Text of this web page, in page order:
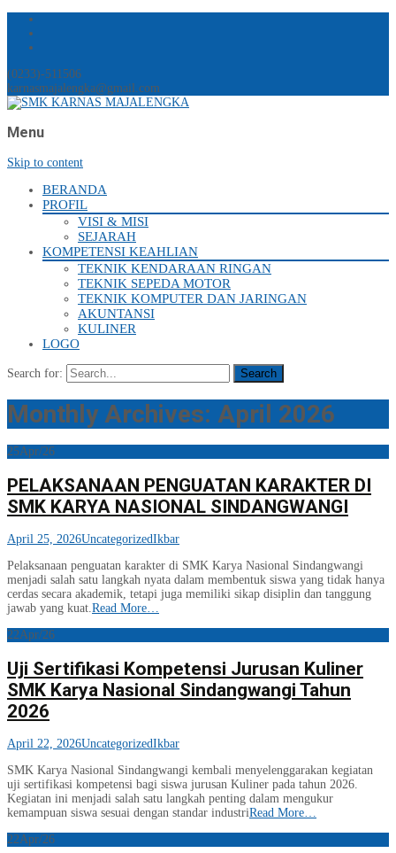
(0233)-511506
karnasmajalengka@gmail.com
Menu
Skip to content
BERANDA
PROFIL
VISI & MISI
SEJARAH
KOMPETENSI KEAHLIAN
TEKNIK KENDARAAN RINGAN
TEKNIK SEPEDA MOTOR
TEKNIK KOMPUTER DAN JARINGAN
AKUNTANSI
KULINER
LOGO
Search for:
Monthly Archives: April 2026
25Apr/26
PELAKSANAAN PENGUATAN KARAKTER DI
SMK KARYA NASIONAL SINDANGWANGI
April 25, 2026UncategorizedIkbar
Pelaksanaan penguatan karakter di SMK Karya Nasional Sindangwangi
menjadi salah satu langkah nyata dalam membentuk siswa yang tidak hanya
cerdas secara akademik, tetapi juga memiliki sikap disiplin dan tanggung
jawab yang kuat.Read More…
22Apr/26
Uji Sertifikasi Kompetensi Jurusan Kuliner
SMK Karya Nasional Sindangwangi Tahun
2026
April 22, 2026UncategorizedIkbar
SMK Karya Nasional Sindangwangi kembali menyelenggarakan kegiatan
uji sertifikasi kompetensi bagi siswa jurusan Kuliner pada tahun 2026.
Kegiatan ini menjadi salah satu langkah penting dalam mengukur
kemampuan siswa sesuai dengan standar industriRead More…
22Apr/26